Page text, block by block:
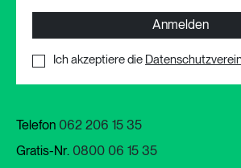
Anmelden
Ich akzeptiere die
Telefon 062 206 15 35
Gratis-Nr. 0800 06 15 35